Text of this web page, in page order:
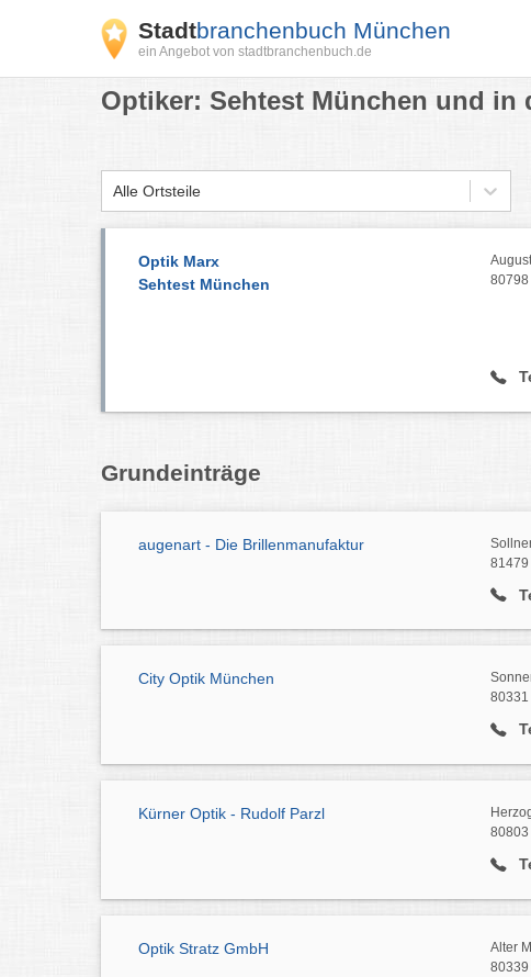
Stadtbranchenbuch München
ein Angebot von stadtbranchenbuch.de
Optiker: Sehtest München und in
Alle Ortsteile
Optik Marx
Sehtest München
80798
Grundeinträge
augenart - Die Brillenmanufaktur
81479
City Optik München
80331
Kürner Optik - Rudolf Parzl
80803
Optik Stratz GmbH
Alter
80339